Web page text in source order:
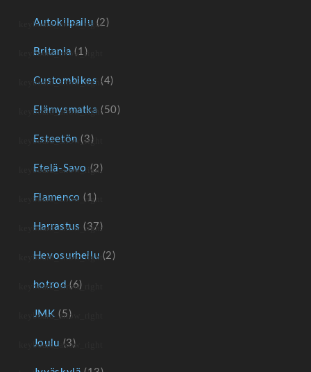
Autokilpailu (2)
Britania (1)
Custombikes (4)
Elämysmatka (50)
Esteetön (3)
Etelä-Savo (2)
Flamenco (1)
Harrastus (37)
Hevosurheilu (2)
hotrod (6)
JMK (5)
Joulu (3)